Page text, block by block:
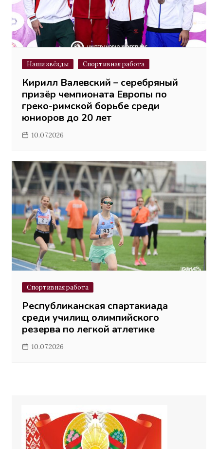
Наши звёзды Спортивная работа
Кирилл Валевский – серебряный
призёр чемпионата Европы по
греко-римской борьбе среди
юниоров до 20 лет
10.07.2026
Спортивная работа
Республиканская спартакиада
среди училищ олимпийского
резерва по легкой атлетике
10.07.2026